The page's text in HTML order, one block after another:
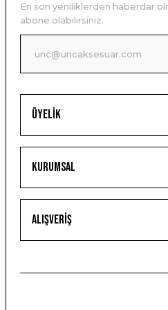
Ürün bilgilerinde hatalar
Ürün fiyatı diğer sitelerden daha
Bu ürüne benzer farklı
Üyelik
Kurumsal
Alışveriş
En son yeniliklerden haberdar
abone olabilirsiniz.